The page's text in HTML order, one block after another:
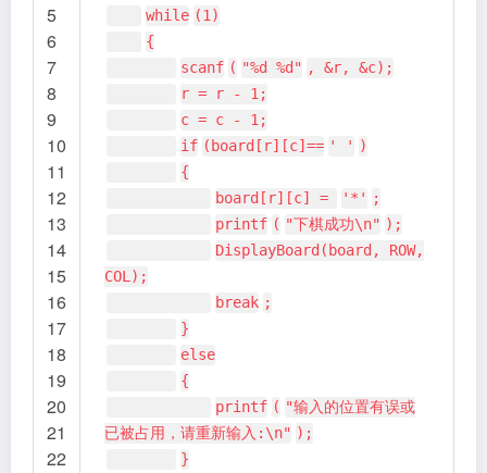
5
6
7
8
9
10
11
12
13
14
15
16
17
18
19
20
21
22
while (1)
{
scanf ( "%d %d" , &r, &c);
r = r - 1;
c = c - 1;
if (board[r][c]== ' '
)
{
board[r][c] =
'*'
;
printf ( "下棋成功\n" );
DisplayBoard(board, ROW,
COL);
break ;
}
else
{
printf ( "输入的位置有误或
已被占用，请重新输入:\n" );
}